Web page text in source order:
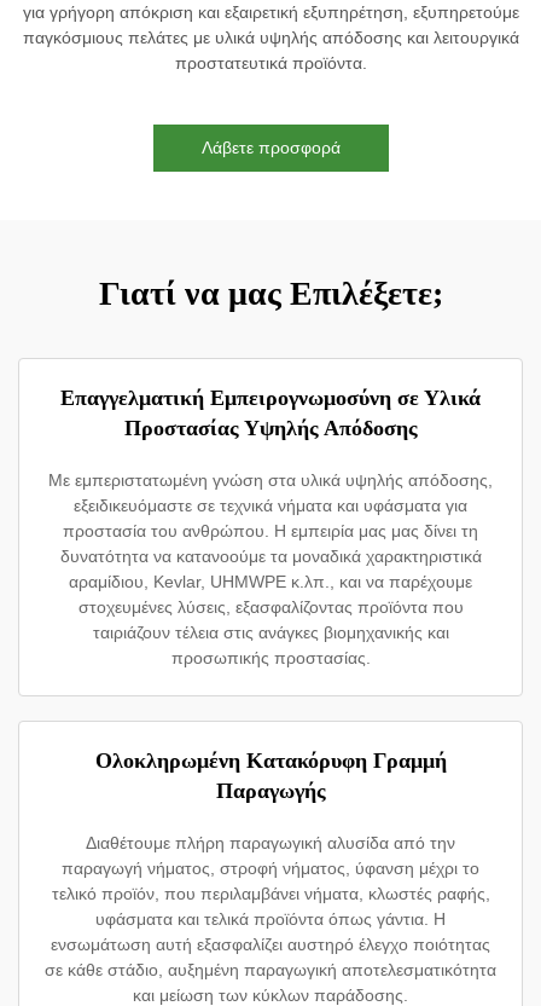
για γρήγορη απόκριση και εξαιρετική εξυπηρέτηση, εξυπηρετούμε
παγκόσμιους πελάτες με υλικά υψηλής απόδοσης και λειτουργικά
προστατευτικά προϊόντα.
Λάβετε προσφορά
Γιατί να μας Επιλέξετε;
Επαγγελματική Εμπειρογνωμοσύνη σε Υλικά
Προστασίας Υψηλής Απόδοσης
Με εμπεριστατωμένη γνώση στα υλικά υψηλής απόδοσης,
εξειδικευόμαστε σε τεχνικά νήματα και υφάσματα για
προστασία του ανθρώπου. Η εμπειρία μας μας δίνει τη
δυνατότητα να κατανοούμε τα μοναδικά χαρακτηριστικά
αραμίδιου, Kevlar, UHMWPE κ.λπ., και να παρέχουμε
στοχευμένες λύσεις, εξασφαλίζοντας προϊόντα που
ταιριάζουν τέλεια στις ανάγκες βιομηχανικής και
προσωπικής προστασίας.
Ολοκληρωμένη Κατακόρυφη Γραμμή
Παραγωγής
Διαθέτουμε πλήρη παραγωγική αλυσίδα από την
παραγωγή νήματος, στροφή νήματος, ύφανση μέχρι το
τελικό προϊόν, που περιλαμβάνει νήματα, κλωστές ραφής,
υφάσματα και τελικά προϊόντα όπως γάντια. Η
ενσωμάτωση αυτή εξασφαλίζει αυστηρό έλεγχο ποιότητας
σε κάθε στάδιο, αυξημένη παραγωγική αποτελεσματικότητα
και μείωση των κύκλων παράδοσης.